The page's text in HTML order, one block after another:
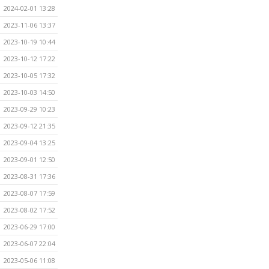
2024-02-01 13:28
2023-11-06 13:37
2023-10-19 10:44
2023-10-12 17:22
2023-10-05 17:32
2023-10-03 14:50
2023-09-29 10:23
2023-09-12 21:35
2023-09-04 13:25
2023-09-01 12:50
2023-08-31 17:36
2023-08-07 17:59
2023-08-02 17:52
2023-06-29 17:00
2023-06-07 22:04
2023-05-06 11:08